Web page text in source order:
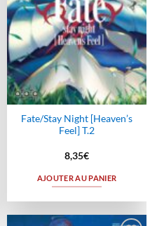
Fate/Stay Night [Heaven’s
Feel] T.2
8,35€
AJOUTER AU PANIER